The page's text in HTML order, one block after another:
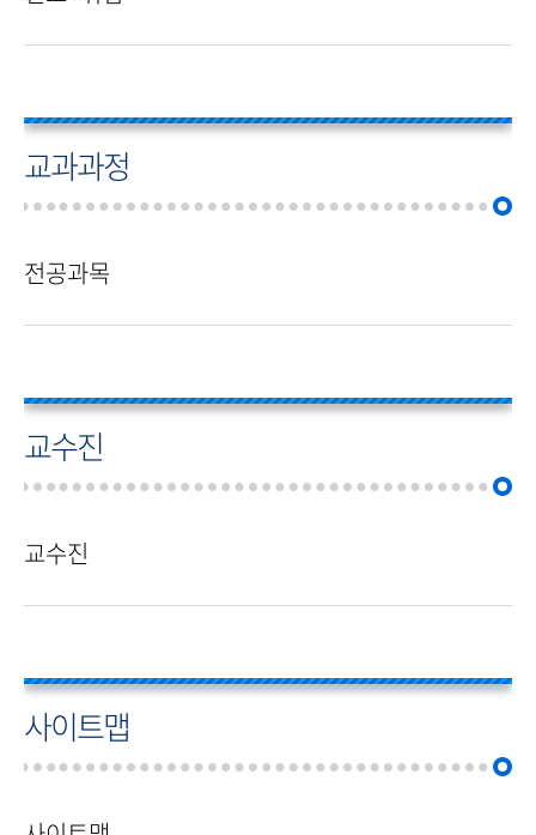
교과과정
전공과목
교수진
교수진
사이트맵